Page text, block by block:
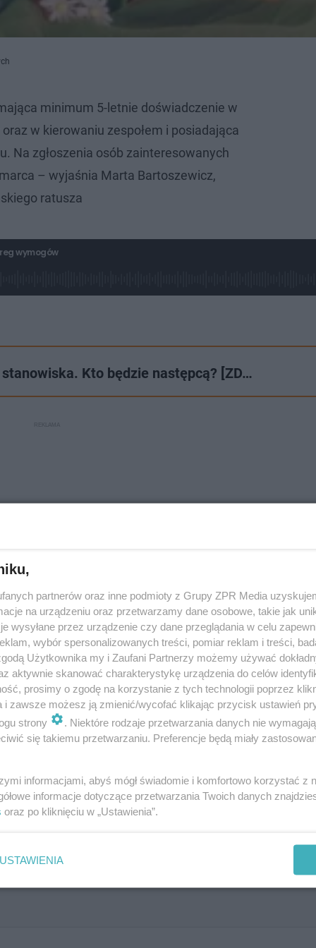
minimum 5-letnie doświadczenie w
w kierowaniu zespołem i posiadająca
Na zgłoszenia osób zainteresowanych
– wyjaśnia Marta Bartoszewicz,
ratusza
wymogów
Kto będzie następcą? [ZD…
Obecnie funkcję dyrektora sceny przy ulicy
się jednak wraz z tegorocznym sezonem
wraz z początkiem września, na trzy sezony
Publicznej Urzędu Miasta Olsztyna.
partnerów oraz inne podmioty z Grupy ZPR Media
na urządzeniu oraz przetwarzamy dane osobowe, takie jak
wysyłane przez urządzenie czy dane przeglądania w celu
wybór spersonalizowanych treści, pomiar reklam i treści,
Użytkownika my i Zaufani Partnerzy możemy używać
aktywnie skanować charakterystykę urządzenia do celów
prosimy o zgodę na korzystanie z tych technologii poprzez
i zawsze możesz ją zmienić/wycofać klikając przycisk ustawień
strony
. Niektóre rodzaje przetwarzania danych nie
się takiemu przetwarzaniu. Preferencje będą miały
informacjami, abyś mógł świadomie i komfortowo korzystać z
informacje dotyczące przetwarzania Twoich danych
oraz po kliknięciu w „Ustawienia”.
USTAWIENIA